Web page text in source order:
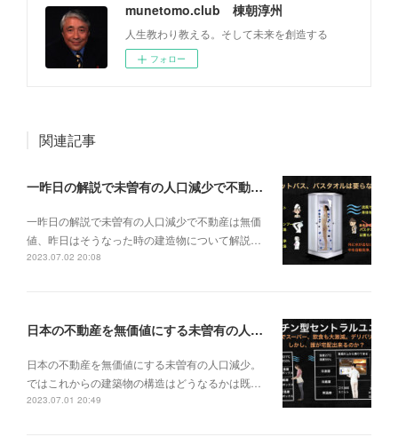
munetomo.club 棟朝淳州
人生教わり教える。そして未来を創造する
フォロー
関連記事
一昨日の解説で未曽有の人口減少で不動産は無価値、昨日はそうなった時の建造物について解説、今日からはその設備について解説をして行く。
一昨日の解説で未曽有の人口減少で不動産は無価
値、昨日はそうなった時の建造物について解説…
2023.07.02 20:08
日本の不動産を無価値にする未曽有の人口減少。ではこれからの建築物の構造はどうなるかは既に解説した。今はその内部の内容。その1
日本の不動産を無価値にする未曽有の人口減少。
ではこれからの建築物の構造はどうなるかは既…
2023.07.01 20:49